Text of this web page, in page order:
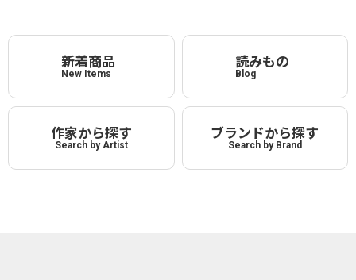
新着商品
New Items
読みもの
Blog
作家から探す
Search by Artist
ブランドから探す
Search by Brand